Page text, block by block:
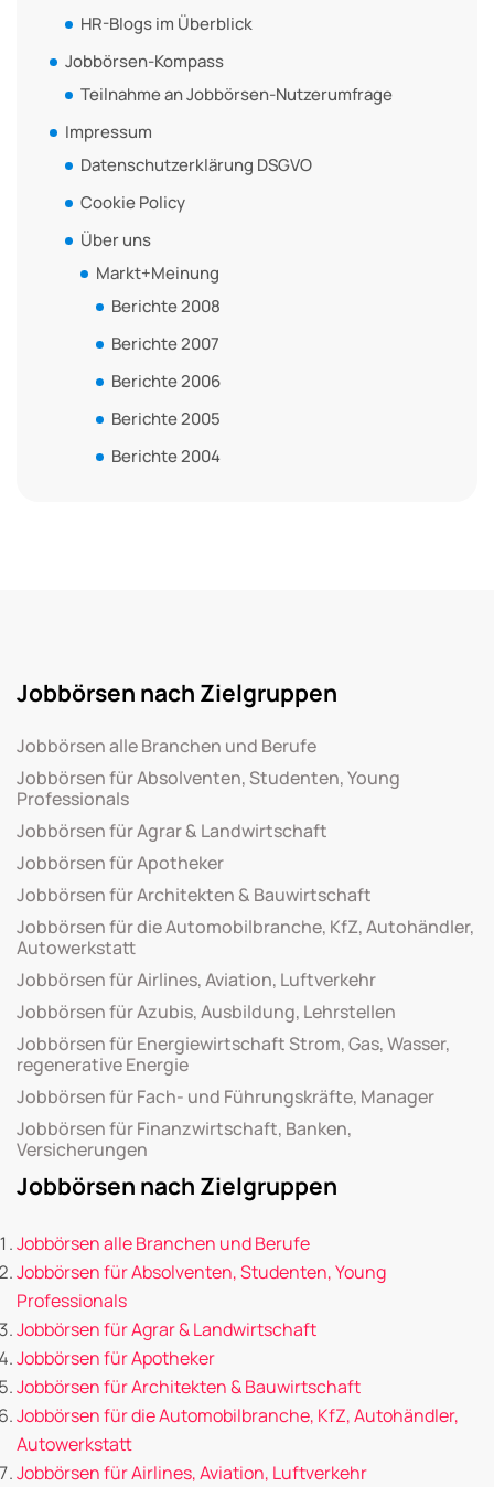
HR-Blogs im Überblick
Jobbörsen-Kompass
Teilnahme an Jobbörsen-Nutzerumfrage
Impressum
Datenschutzerklärung DSGVO
Cookie Policy
Über uns
Markt+Meinung
Berichte 2008
Berichte 2007
Berichte 2006
Berichte 2005
Berichte 2004
Jobbörsen nach Zielgruppen
Jobbörsen alle Branchen und Berufe
Jobbörsen für Absolventen, Studenten, Young
Professionals
Jobbörsen für Agrar & Landwirtschaft
Jobbörsen für Apotheker
Jobbörsen für Architekten & Bauwirtschaft
Jobbörsen für die Automobilbranche, KfZ, Autohändler,
Autowerkstatt
Jobbörsen für Airlines, Aviation, Luftverkehr
Jobbörsen für Azubis, Ausbildung, Lehrstellen
Jobbörsen für Energiewirtschaft Strom, Gas, Wasser,
regenerative Energie
Jobbörsen für Fach- und Führungskräfte, Manager
Jobbörsen für Finanzwirtschaft, Banken,
Versicherungen
Jobbörsen nach Zielgruppen
Jobbörsen alle Branchen und Berufe
Jobbörsen für Absolventen, Studenten, Young
Professionals
Jobbörsen für Agrar & Landwirtschaft
Jobbörsen für Apotheker
Jobbörsen für Architekten & Bauwirtschaft
Jobbörsen für die Automobilbranche, KfZ, Autohändler,
Autowerkstatt
Jobbörsen für Airlines, Aviation, Luftverkehr